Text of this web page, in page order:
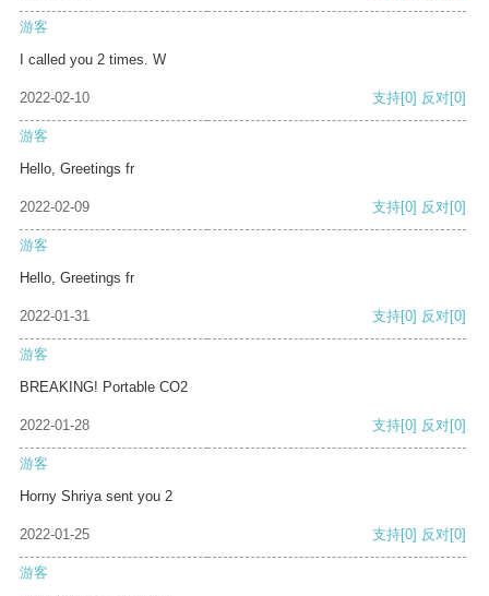
游客
I called you 2 times. W
2022-02-10 支持[0] 反对[0]
游客
Hello, Greetings fr
2022-02-09 支持[0] 反对[0]
游客
Hello, Greetings fr
2022-01-31 支持[0] 反对[0]
游客
BREAKING! Portable CO2
2022-01-28 支持[0] 反对[0]
游客
Horny Shriya sent you 2
2022-01-25 支持[0] 反对[0]
游客